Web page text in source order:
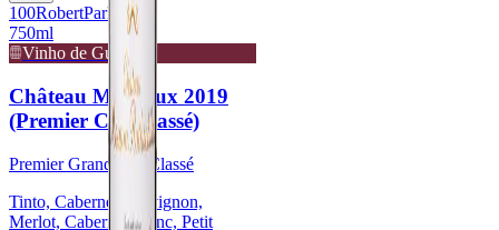
100RobertParker
750ml
Vinho de Guarda
Château Margaux 2019
(Premier Cru Classé)
Premier Grand Cru Classé
Tinto, Cabernet Sauvignon,
Merlot, Cabernet Franc, Petit